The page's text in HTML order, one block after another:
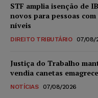
STF amplia isenção de
novos para pessoas
níveis
DIREITO TRIBUTÁRIO 07/08/
Justiça do Trabalho
vendia canetas
NOTÍCIAS 07/08/2026